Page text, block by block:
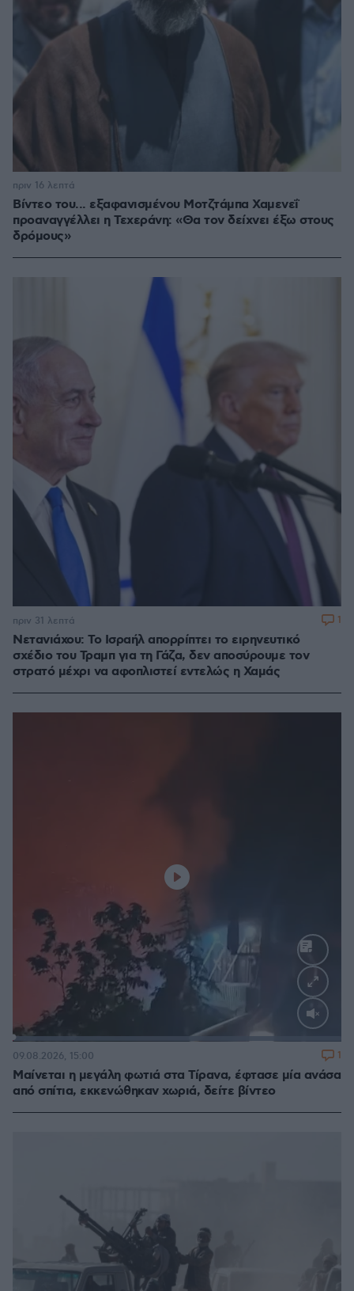
Βίντεο του... εξαφανισμένου Μοτζτάμπα Χαμενεΐ
προαναγγέλλει η Τεχεράνη: «Θα τον δείχνει έξω στους
δρόμους»
πριν 16 λεπτά
Νετανιάχου: Το Ισραήλ απορρίπτει το ειρηνευτικό
σχέδιο του Τραμπ για τη Γάζα, δεν αποσύρουμε τον
στρατό μέχρι να αφοπλιστεί εντελώς η Χαμάς
πριν 31 λεπτά 1
Μαίνεται η μεγάλη φωτιά στα Τίρανα, έφτασε μία ανάσα
από σπίτια, εκκενώθηκαν χωριά, δείτε βίντεο
09.08.2026, 15:00 1